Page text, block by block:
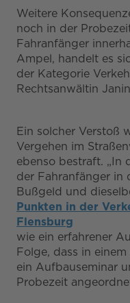
Weitere
noch in der
Fahranfänger
Ampel, handelt es
der Kategorie
Rechtsanwältin
Ein solcher Verstoß
Vergehen im
ebenso bestraft. „In
der Fahranfänger in
Bußgeld und
Punkten in der
Flensburg
wie ein erfahrener
Folge, dass in
ein Aufbauseminar
Probezeit